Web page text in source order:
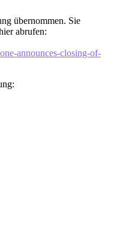
übernommen. Sie
abrufen:
announces-closing-of-